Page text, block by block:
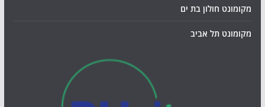
מקומונט חולון בת ים
מקומונט תל אביב